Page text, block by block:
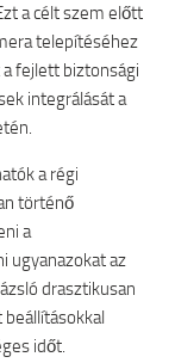
a célt szem előtt
telepítéséhez
fejlett biztonsági
integrálását a
a régi
történő
a
ugyanazokat az
drasztikusan
időt.